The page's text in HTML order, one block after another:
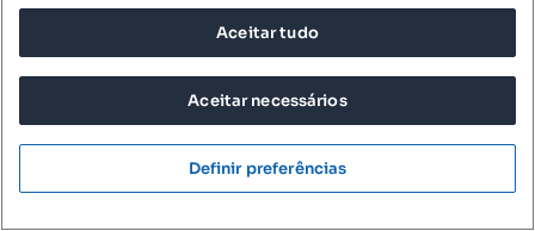
Escritórios para arrendar - Alapraia - Livramento
Garagens para arrendar - Alapraia - Livramento
Villa para arrendar - Alapraia - Livramento
Penthouse para arrendar - Alapraia - Livramento
Aceitar tudo
Aceitar necessários
Definir preferências